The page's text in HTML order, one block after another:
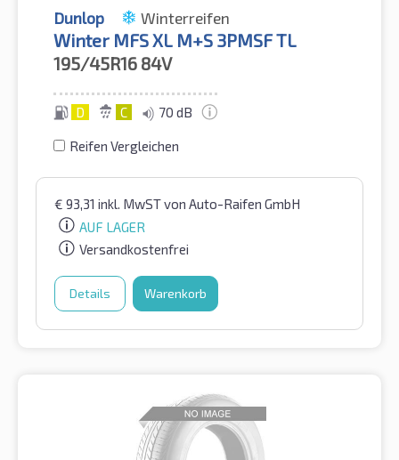
Dunlop Winterreifen
Winter MFS XL M+S 3PMSF TL
195/45R16 84V
D C 70 dB
Reifen Vergleichen
€ 93,31 inkl. MwSTvon Auto-Raifen GmbH
AUF LAGER
Versandkostenfrei
Details Warenkorb